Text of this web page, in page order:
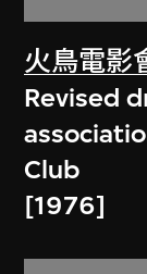
火鳥電影
Revised
Club
[1976]